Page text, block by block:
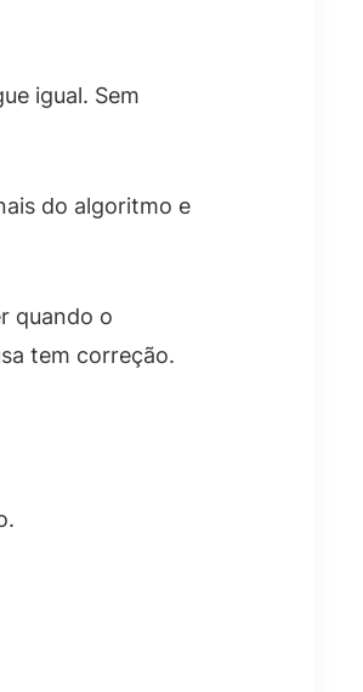
igual. Sem
do algoritmo e
quando o
tem correção.